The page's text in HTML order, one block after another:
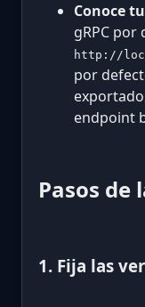
Conoce
gRPC por
http://
por
endpoint
Pasos de
1. Fija las